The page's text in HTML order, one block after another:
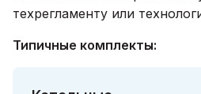
техрегламенту или
Типичные комплекты: